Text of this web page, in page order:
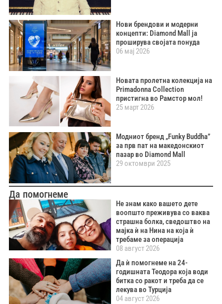
Нови брендови и модерни
концепти: Diamond Mall ја
проширува својата понуда
06 мај 2026
Новата пролетна колекција на
Primadonna Collection
пристигна во Рамстор мол!
25 март 2026
Модниот бренд „Funky Buddha”
за прв пат на македонскиот
пазар во Diamond Mall
29 октомври 2025
Да помогнеме
Не знам како вашето дете
воопшто преживува со ваква
страшна болка, сведоштво на
мајка ѝ на Нина на која ѝ
требаме за операција
08 август 2026
Да ѝ помогнеме на 24-
годишната Теодора која води
битка со ракот и треба да се
лекува во Турција
04 август 2026